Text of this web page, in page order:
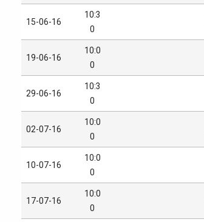
15-06-16
10:3
0
19-06-16
10:0
0
29-06-16
10:3
0
02-07-16
10:0
0
10-07-16
10:0
0
17-07-16
10:0
0